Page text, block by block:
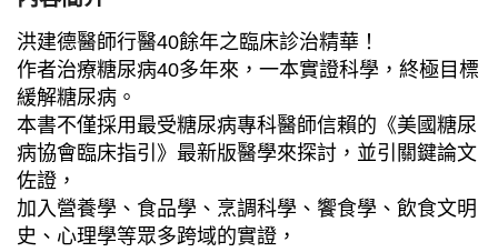
洪建德醫師行醫40餘年之臨床診治精華！
作者治療糖尿病40多年來，一本實證科學，終極目標
緩解糖尿病。
本書不僅採用最受糖尿病專科醫師信賴的《美國糖尿
病協會臨床指引》最新版醫學來探討，並引關鍵論文
佐證，
加入營養學、食品學、烹調科學、饗食學、飲食文明
史、心理學等眾多跨域的實證，